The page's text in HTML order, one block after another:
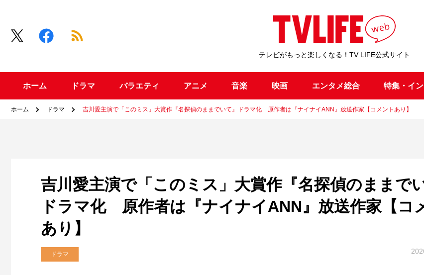
テレビがもっと楽しくなる！TV LIFE公式サイト
ホーム ドラマ バラエティ アニメ 音楽 映画 エンタメ総合 特集・イ
ホーム ドラマ 吉川愛主演で「このミス」大賞作『名探偵のままでいて』ドラマ化 原作者は『ナイナイANN』放送作家【コメントあり】
吉川愛主演で「このミス」大賞作『名探偵のままでい
ドラマ化 原作者は『ナイナイANN』放送作家【コ
あり】
ドラマ